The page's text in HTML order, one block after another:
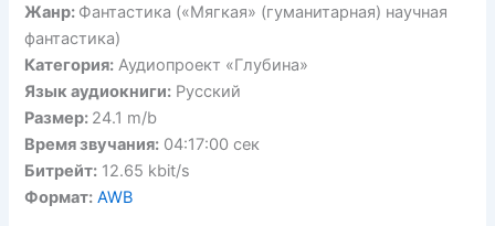
Жанр: Фантастика («Мягкая» (гуманитарная) научная
фантастика)
Категория: Аудиопроект «Глубина»
Язык аудиокниги: Русский
Размер: 24.1 m/b
Время звучания: 04:17:00 сек
Битрейт: 12.65 kbit/s
Формат: AWB